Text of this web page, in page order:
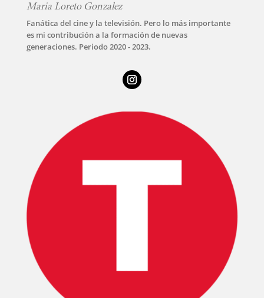
Maria Loreto Gonzalez
Fanática del cine y la televisión. Pero lo más importante
es mi contribución a la formación de nuevas
generaciones. Periodo 2020 - 2023.